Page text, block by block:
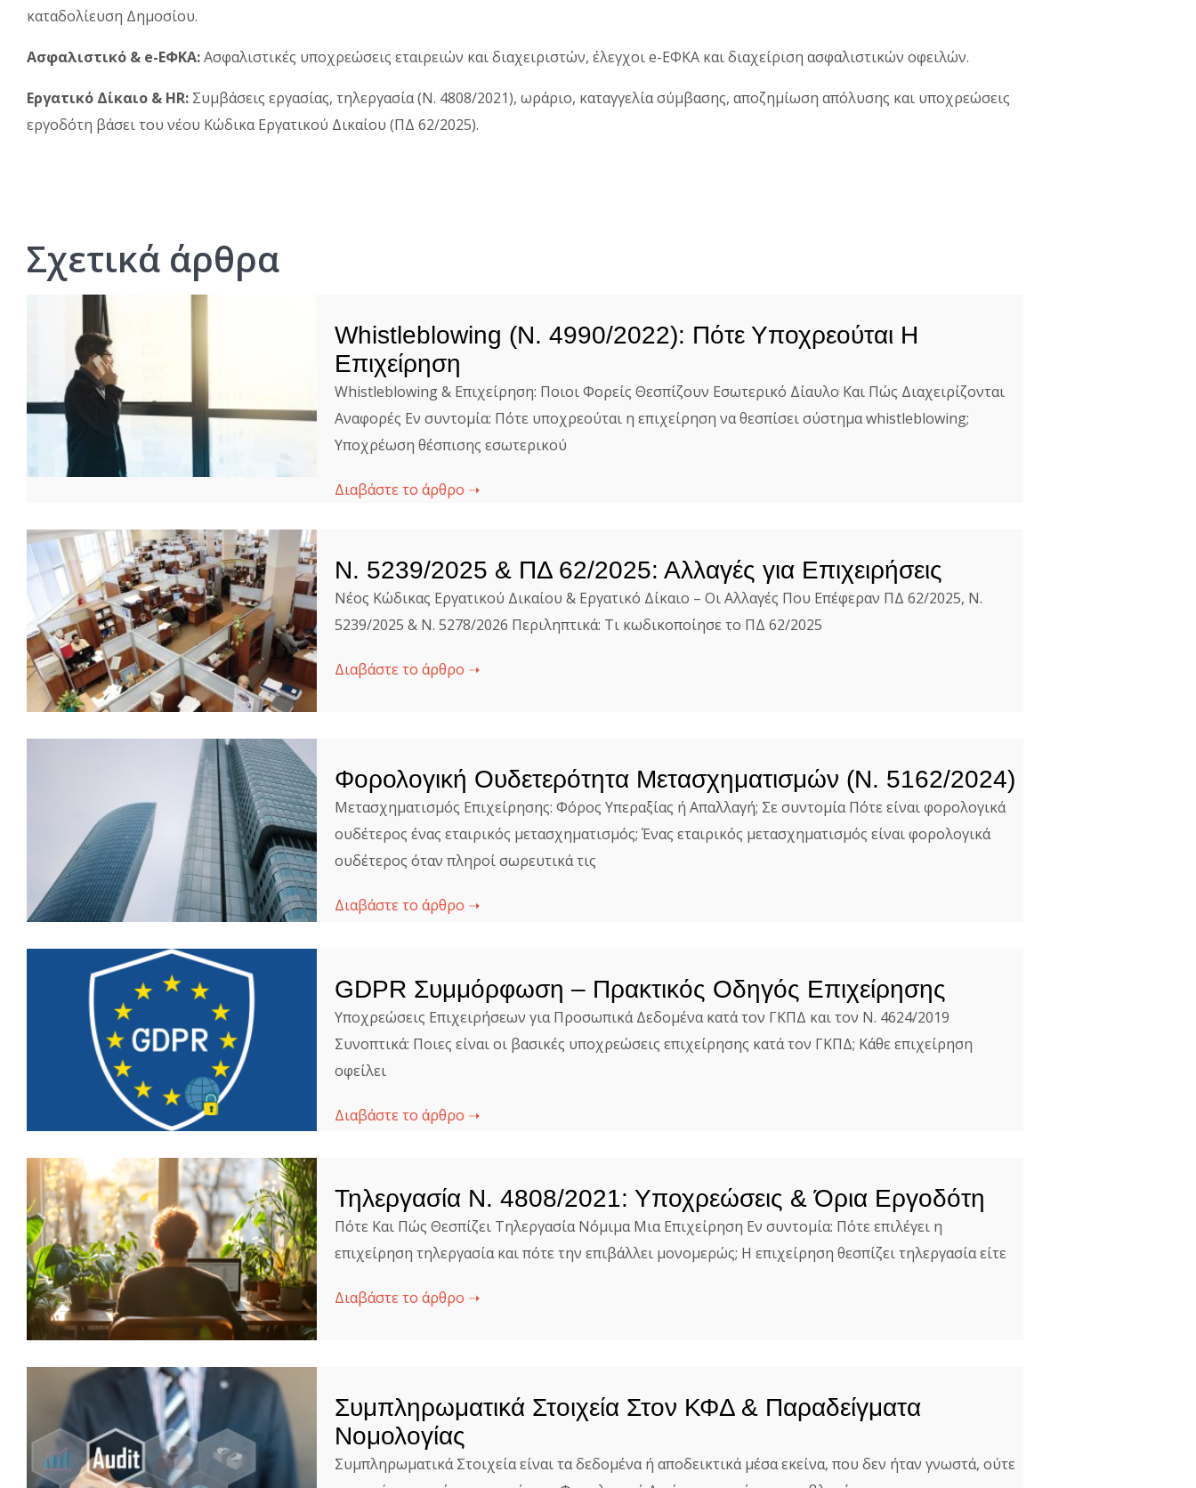
καταδολίευση Δημοσίου.
Ασφαλιστικό & e-ΕΦΚΑ:Ασφαλιστικές υποχρεώσεις εταιρειών και διαχειριστών, έλεγχοι e-ΕΦΚΑ και διαχείριση ασφαλιστικών οφειλών.
Εργατικό Δίκαιο & HR: Συμβάσεις εργασίας, τηλεργασία (Ν. 4808/2021), ωράριο, καταγγελία σύμβασης, αποζημίωση απόλυσης και υποχρεώσεις
εργοδότη βάσει του νέου Κώδικα Εργατικού Δικαίου (ΠΔ 62/2025).
Σχετικά άρθρα​
Whistleblowing (Ν. 4990/2022): Πότε Υποχρεούται Η
Επιχείρηση
Whistleblowing & Επιχείρηση: Ποιοι Φορείς Θεσπίζουν Εσωτερικό Δίαυλο Και Πώς Διαχειρίζονται
Αναφορές Εν συντομία: Πότε υποχρεούται η επιχείρηση να θεσπίσει σύστημα whistleblowing;
Υποχρέωση θέσπισης εσωτερικού
Διαβάστε το άρθρο ➝
Ν. 5239/2025 & ΠΔ 62/2025: Αλλαγές για Επιχειρήσεις
Νέος Κώδικας Εργατικού Δικαίου & Εργατικό Δίκαιο – Οι Αλλαγές Που Επέφεραν ΠΔ 62/2025, Ν.
5239/2025 & Ν. 5278/2026 Περιληπτικά: Τι κωδικοποίησε το ΠΔ 62/2025
Διαβάστε το άρθρο ➝
Φορολογική Ουδετερότητα Μετασχηματισμών (Ν. 5162/2024)
Μετασχηματισμός Επιχείρησης: Φόρος Υπεραξίας ή Απαλλαγή; Σε συντομία Πότε είναι φορολογικά
ουδέτερος ένας εταιρικός μετασχηματισμός; Ένας εταιρικός μετασχηματισμός είναι φορολογικά
ουδέτερος όταν πληροί σωρευτικά τις
Διαβάστε το άρθρο ➝
GDPR Συμμόρφωση – Πρακτικός Οδηγός Επιχείρησης
Υποχρεώσεις Επιχειρήσεων για Προσωπικά Δεδομένα κατά τον ΓΚΠΔ και τον Ν. 4624/2019
Συνοπτικά: Ποιες είναι οι βασικές υποχρεώσεις επιχείρησης κατά τον ΓΚΠΔ; Κάθε επιχείρηση
οφείλει
Διαβάστε το άρθρο ➝
Τηλεργασία Ν. 4808/2021: Υποχρεώσεις & Όρια Εργοδότη
Πότε Και Πώς Θεσπίζει Τηλεργασία Νόμιμα Μια Επιχείρηση Εν συντομία: Πότε επιλέγει η
επιχείρηση τηλεργασία και πότε την επιβάλλει μονομερώς; Η επιχείρηση θεσπίζει τηλεργασία είτε
Διαβάστε το άρθρο ➝
Συμπληρωματικά Στοιχεία Στον ΚΦΔ & Παραδείγματα
Νομολογίας
Συμπληρωματικά Στοιχεία είναι τα δεδομένα ή αποδεικτικά μέσα εκείνα, που δεν ήταν γνωστά, ούτε